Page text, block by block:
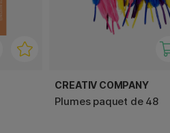
CREATIV COMPANY
Plumes paquet de 48